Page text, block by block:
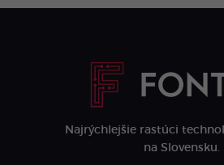
Najrýchlejšie rastúci
na Slovensku.